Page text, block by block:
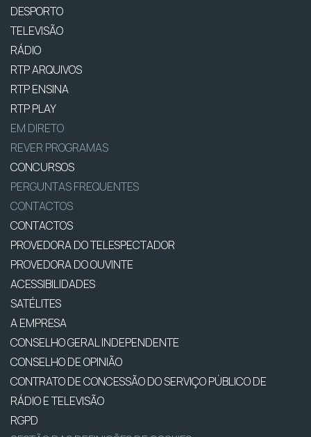
DESPORTO
TELEVISÃO
RÁDIO
RTP ARQUIVOS
RTP ENSINA
RTP PLAY
EM DIRETO
REVER PROGRAMAS
CONCURSOS
PERGUNTAS FREQUENTES
CONTACTOS
CONTACTOS
PROVEDORA DO TELESPECTADOR
PROVEDORA DO OUVINTE
ACESSIBILIDADES
SATÉLITES
A EMPRESA
CONSELHO GERAL INDEPENDENTE
CONSELHO DE OPINIÃO
CONTRATO DE CONCESSÃO DO SERVIÇO PÚBLICO DE
RÁDIO E TELEVISÃO
RGPD